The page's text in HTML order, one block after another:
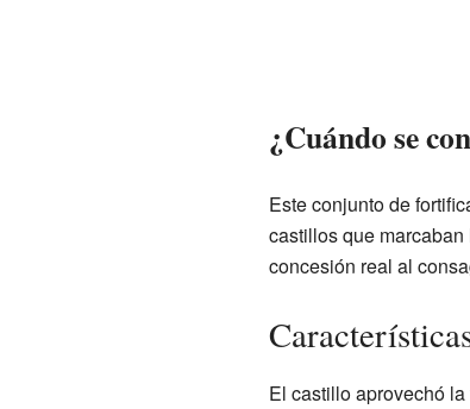
¿Cuándo se
Este conjunto de
castillos que
concesión real al
El castillo aprovechó